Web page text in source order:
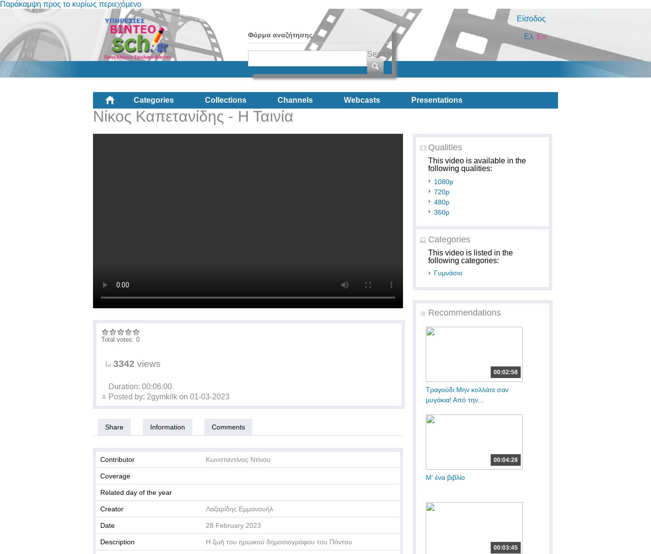
Παράκαμψη προς το κυρίως περιεχόμενο
Είσοδος
Φόρμα αναζήτησης
Search
En
Ελ
Categories Collections Channels Webcasts Presentations
Νίκος Καπετανίδης - Η Ταινία
Qualities
This video is available in the
following qualities:
1080p
720p
480p
360p
Categories
This video is listed in the
following categories:
Γυμνάσιο
Recommendations
00:02:58
Τραγούδι Μην κολλάτε σαν
μυγάκια! Από την...
00:04:28
Μ' ένα βιβλίο
00:03:45
Total votes: 0
3342 views
Duration: 00:06:00
Posted by: 2gymkilk on 01-03-2023
Share Information Comments
Contributor Κωνσταντίνος Ντίνου
Coverage
Related day of the year
Creator Λαζαρίδης Εμμανουήλ
Date 28 February 2023
Description Η ζωή του ηρωικού δημοσιογράφου του Πόντου